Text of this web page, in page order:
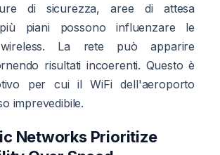
di sicurezza, aree di attesa
piani possono influenzare le
wireless. La rete può apparire
risultati incoerenti. Questo è
per cui il WiFi dell'aeroporto
imprevedibile.
Networks Prioritize